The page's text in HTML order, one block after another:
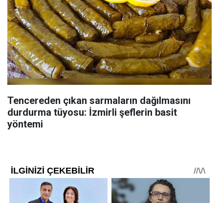
Tencereden çıkan sarmaların dağılmasını
durdurma tüyosu: İzmirli şeflerin basit
yöntemi